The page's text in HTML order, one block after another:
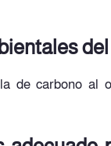
de carbono al